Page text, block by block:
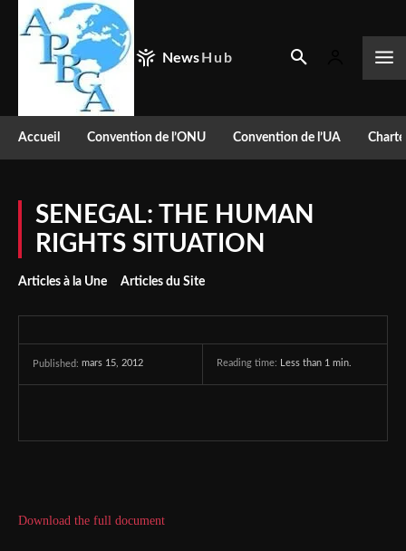
News Hub
Accueil Convention de l’ONU Convention de l’UA
SENEGAL: THE HUMAN
RIGHTS SITUATION
Articles à la Une Articles du Site
Published: mars 15, 2012 Reading time: Less than 1 min.
Download the full document